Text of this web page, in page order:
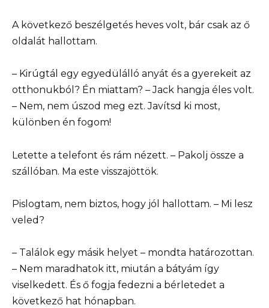
A következő beszélgetés heves volt, bár csak az ő
oldalát hallottam.
– Kirúgtál egy egyedülálló anyát és a gyerekeit az
otthonukból? Én miattam? – Jack hangja éles volt.
– Nem, nem úszod meg ezt. Javítsd ki most,
különben én fogom!
Letette a telefont és rám nézett. – Pakolj össze a
szállóban. Ma este visszajöttök.
Pislogtam, nem biztos, hogy jól hallottam. – Mi lesz
veled?
– Találok egy másik helyet – mondta határozottan.
– Nem maradhatok itt, miután a bátyám így
viselkedett. És ő fogja fedezni a bérletedet a
következő hat hónapban.